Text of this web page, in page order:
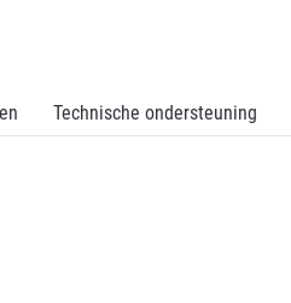
Technische ondersteuning